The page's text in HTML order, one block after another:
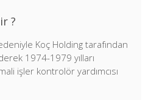
?
Koç Holding tarafından
1974-1979 yılları
işler kontrolör yardımcısı